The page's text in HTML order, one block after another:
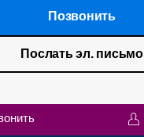
Позвонить
Послать эл. письмо